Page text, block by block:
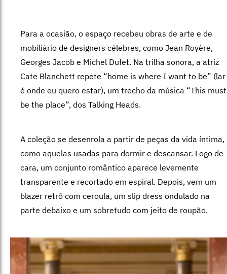
Para a ocasião, o espaço recebeu obras de arte e de
mobiliário de designers célebres, como Jean Royère,
Georges Jacob e Michel Dufet. Na trilha sonora, a atriz
Cate Blanchett repete “home is where I want to be” (lar
é onde eu quero estar), um trecho da música “This must
be the place”, dos Talking Heads.
A coleção se desenrola a partir de peças da vida íntima,
como aquelas usadas para dormir e descansar. Logo de
cara, um conjunto romântico aparece levemente
transparente e recortado em espiral. Depois, vem um
blazer retrô com ceroula, um slip dress ondulado na
parte debaixo e um sobretudo com jeito de roupão.